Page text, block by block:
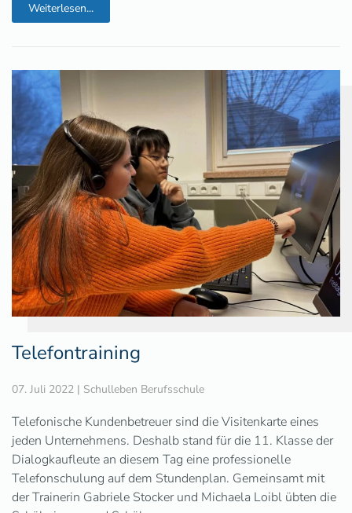
Weiterlesen...
Telefontraining
07. Juli 2022 | Schulleben Berufsschule
Telefonische Kundenbetreuer sind die Visitenkarte eines
jeden Unternehmens. Deshalb stand für die 11. Klasse der
Dialogkaufleute an diesem Tag eine professionelle
Telefonschulung auf dem Stundenplan. Gemeinsamt mit
der Trainerin Gabriele Stocker und Michaela Loibl übten die